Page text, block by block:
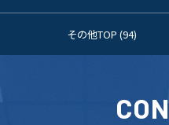
その他TOP (94)